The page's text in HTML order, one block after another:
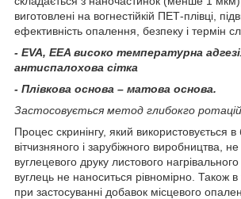
виготовлені на вогнестійкій ПЕТ-плівці,
ефективність опалення, безпеку і термін
- EVA, EEA високо температурна
антиспалохова сітка
- Плівкова основа – матова основа.
Застосовується метод глибокго
Процес скринінгу, який використовується в
вітчизняного і зарубіжного виробництва,
вуглецевого друку листового
вуглець не наноситься рівномірно. Також в
при застосуванні добавок місцевого